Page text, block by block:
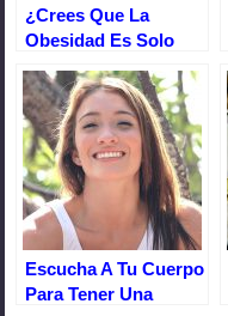
¿Crees Que La
Obesidad Es Solo
Escucha A Tu Cuerpo
Para Tener Una